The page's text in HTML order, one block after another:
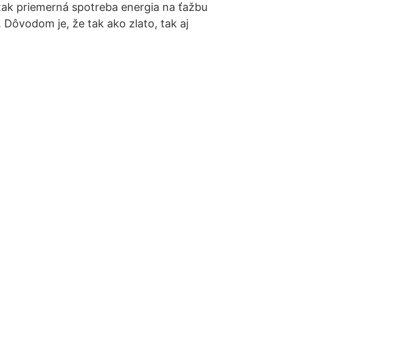
priemerná spotreba energia na ťažbu
je, že tak ako zlato, tak aj